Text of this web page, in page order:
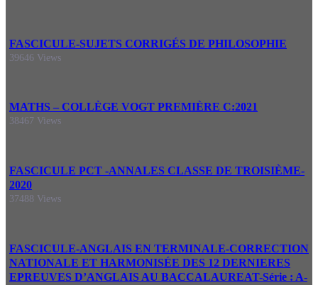
FASCICULE-SUJETS CORRIGÉS DE PHILOSOPHIE
39646 Views
MATHS – COLLÈGE VOGT PREMIÈRE C:2021
38467 Views
FASCICULE PCT -ANNALES CLASSE DE TROISIÈME-
2020
37488 Views
FASCICULE-ANGLAIS EN TERMINALE-CORRECTION
NATIONALE ET HARMONISÉE DES 12 DERNIERES
EPREUVES D’ANGLAIS AU BACCALAUREAT-Série : A-